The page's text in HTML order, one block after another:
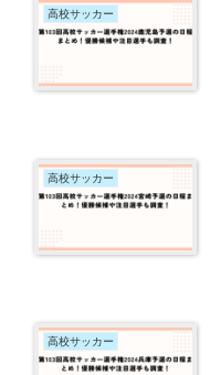
高校サッカー
高校サッカー
高校サッカー